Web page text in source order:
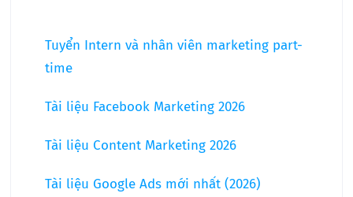
Tuyển Intern và nhân viên marketing part-
time
Tài liệu Facebook Marketing 2026
Tài liệu Content Marketing 2026
Tài liệu Google Ads mới nhất (2026)